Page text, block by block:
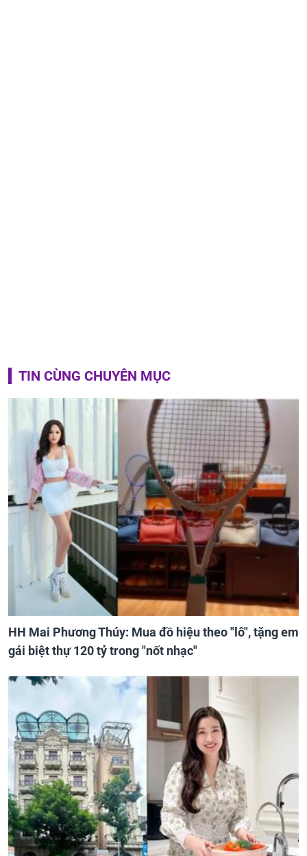
TIN CÙNG CHUYÊN MỤC
HH Mai Phương Thúy: Mua đồ hiệu theo "lô", tặng em
gái biệt thự 120 tỷ trong "nốt nhạc"